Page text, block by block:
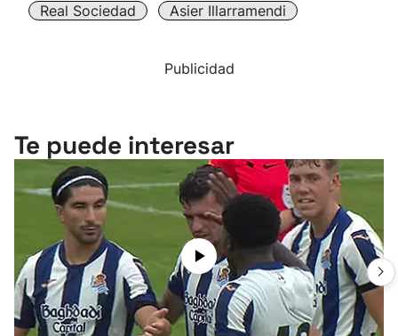
Real Sociedad Asier Illarramendi
Publicidad
Te puede interesar